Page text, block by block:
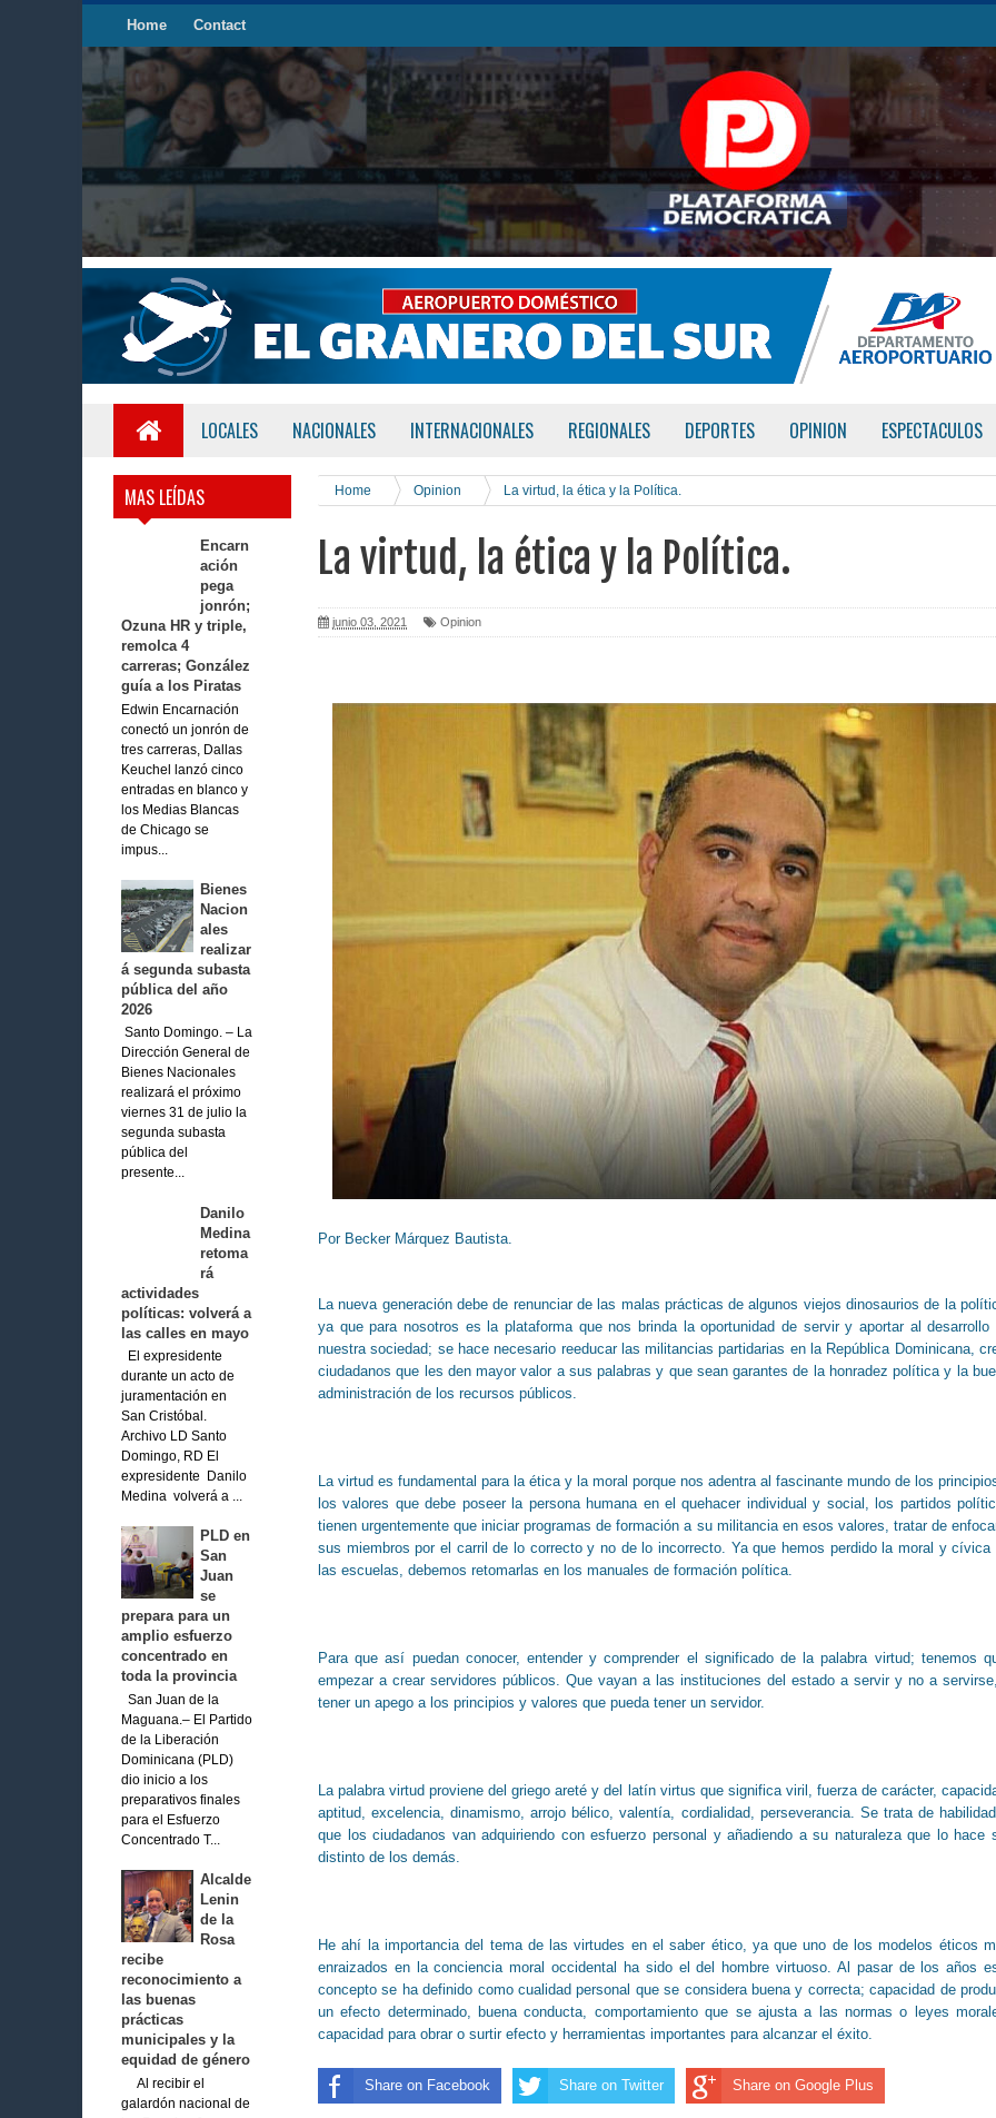
Home Contact
LOCALES NACIONALES INTERNACIONALES REGIONALES DEPORTES OPINION ESPECTACULOS
MAS LEÍDAS
Encarn
ación
pega
jonrón;
Ozuna HR y triple,
remolca 4
carreras; González
guía a los Piratas
Edwin Encarnación
conectó un jonrón de
tres carreras, Dallas
Keuchel lanzó cinco
entradas en blanco y
los Medias Blancas
de Chicago se
impus...
Bienes
Nacion
ales
realizar
á segunda subasta
pública del año
2026
Santo Domingo. – La
Dirección General de
Bienes Nacionales
realizará el próximo
viernes 31 de julio la
segunda subasta
pública del
presente...
Danilo
Medina
retoma
rá
actividades
políticas: volverá a
las calles en mayo
El expresidente
durante un acto de
juramentación en
San Cristóbal.
Archivo LD Santo
Domingo, RD El
expresidente Danilo
Medina volverá a ...
PLD en
San
Juan
se
prepara para un
amplio esfuerzo
concentrado en
toda la provincia
San Juan de la
Maguana.– El Partido
de la Liberación
Dominicana (PLD)
dio inicio a los
preparativos finales
para el Esfuerzo
Concentrado T...
Alcalde
Lenin
de la
Rosa
recibe
reconocimiento a
las buenas
prácticas
municipales y la
equidad de género
Al recibir el
galardón nacional de
Home Opinion La virtud, la ética y la Política.
La virtud, la ética y la Política.
junio 03, 2021 Opinion
Por Becker Márquez Bautista.
La nueva generación debe de renunciar de las malas prácticas de algunos viejos dinosaurios de la
ya que para nosotros es la plataforma que nos brinda la oportunidad de servir y aportar al desarrollo
nuestra sociedad; se hace necesario reeducar las militancias partidarias en la República Dominicana,
ciudadanos que les den mayor valor a sus palabras y que sean garantes de la honradez política y la
administración de los recursos públicos.
La virtud es fundamental para la ética y la moral porque nos adentra al fascinante mundo de los
los valores que debe poseer la persona humana en el quehacer individual y social, los partidos
tienen urgentemente que iniciar programas de formación a su militancia en esos valores, tratar de
sus miembros por el carril de lo correcto y no de lo incorrecto. Ya que hemos perdido la moral y cívica
las escuelas, debemos retomarlas en los manuales de formación política.
Para que así puedan conocer, entender y comprender el significado de la palabra virtud; tenemos
empezar a crear servidores públicos. Que vayan a las instituciones del estado a servir y no a
tener un apego a los principios y valores que pueda tener un servidor.
La palabra virtud proviene del griego areté y del latín virtus que significa viril, fuerza de carácter,
aptitud, excelencia, dinamismo, arrojo bélico, valentía, cordialidad, perseverancia. Se trata de
que los ciudadanos van adquiriendo con esfuerzo personal y añadiendo a su naturaleza que lo hace
distinto de los demás.
He ahí la importancia del tema de las virtudes en el saber ético, ya que uno de los modelos éticos
enraizados en la conciencia moral occidental ha sido el del hombre virtuoso. Al pasar de los años
concepto se ha definido como cualidad personal que se considera buena y correcta; capacidad de
un efecto determinado, buena conducta, comportamiento que se ajusta a las normas o leyes
capacidad para obrar o surtir efecto y herramientas importantes para alcanzar el éxito.
Share on Facebook Share on Twitter Share on Google Plus